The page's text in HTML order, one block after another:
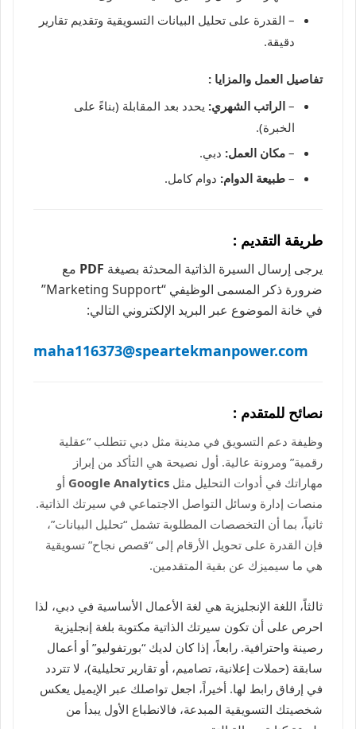
– القدرة على تحليل البيانات التسويقية وتقديم تقارير
دقيقة.
تفاصيل العمل والمزايا :
– الراتب الشهري: يحدد بعد المقابلة (بناءً على
الخبرة).
– مكان العمل: دبي.
– طبيعة الدوام: دوام كامل.
طريقة التقديم :
يرجى إرسال السيرة الذاتية المحدثة بصيغة PDF مع
ضرورة ذكر المسمى الوظيفي “Marketing Support”
في خانة الموضوع عبر البريد الإلكتروني التالي:
maha116373@speartekmanpower.com
نصائح للمتقدم :
وظيفة دعم التسويق في مدينة مثل دبي تتطلب “عقلية
رقمية” ومرونة عالية. أول نصيحة هي التأكد من إبراز
مهاراتك في أدوات التحليل مثل Google Analytics أو
منصات إدارة وسائل التواصل الاجتماعي في سيرتك الذاتية.
ثانياً، بما أن التخصصات المطلوبة تشمل “تحليل البيانات”،
فإن القدرة على تحويل الأرقام إلى “قصص نجاح” تسويقية
هي ما سيميزك عن بقية المتقدمين.
ثالثاً، اللغة الإنجليزية هي لغة الأعمال الأساسية في دبي، لذا
احرص على أن تكون سيرتك الذاتية مكتوبة بلغة إنجليزية
رصينة واحترافية. رابعاً، إذا كان لديك “بورتفوليو” أو أعمال
سابقة (حملات إعلانية، تصاميم، أو تقارير تحليلية)، لا تتردد
في إرفاق رابط لها. أخيراً، اجعل تواصلك عبر الإيميل يعكس
شخصيتك التسويقية المبدعة، فالانطباع الأول يبدأ من